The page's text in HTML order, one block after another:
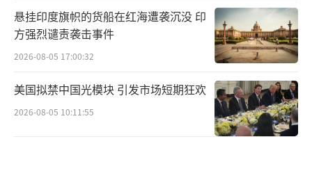
悬挂印度旗帜的货船在红海遭袭沉没 印
方强烈谴责袭击事件
2026-08-05 17:00:32
美国拟禁中国光模块 引发市场短期狂欢
2026-08-05 10:11:55